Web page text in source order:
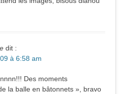
dit :
à 6:58 am
Des moments
la balle en bâtonnets », bravo